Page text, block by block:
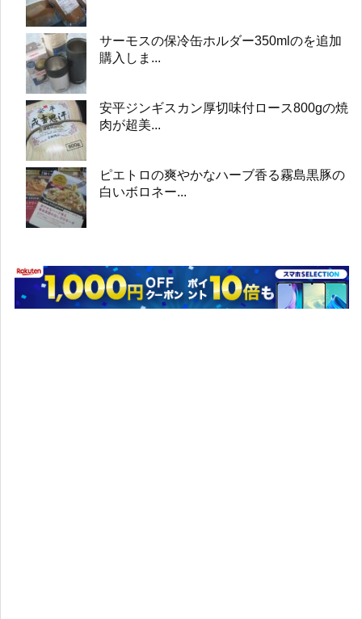
サーモスの保冷缶ホルダー350mlのを追加
購入しま...
安平ジンギスカン厚切味付ロース800gの焼
肉が超美...
ピエトロの爽やかなハーブ香る霧島黒豚の
白いボロネー...